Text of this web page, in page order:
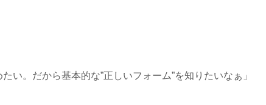
い。だから基本的な”正しいフォーム”を知りたいなぁ」